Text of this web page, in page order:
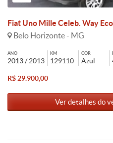
Fiat Uno Mille Celeb. Way
Belo Horizonte - MG
ANO
2013 / 2013
KM
129110
COR
Azul
R$ 29.900,00
Ver detalhes do